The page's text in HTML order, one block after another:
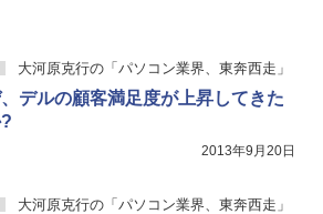
大河原克行の「パソコン業界、東奔西走」
デルの顧客満足度が上昇してきた
2013年9月20日
大河原克行の「パソコン業界、東奔西走」